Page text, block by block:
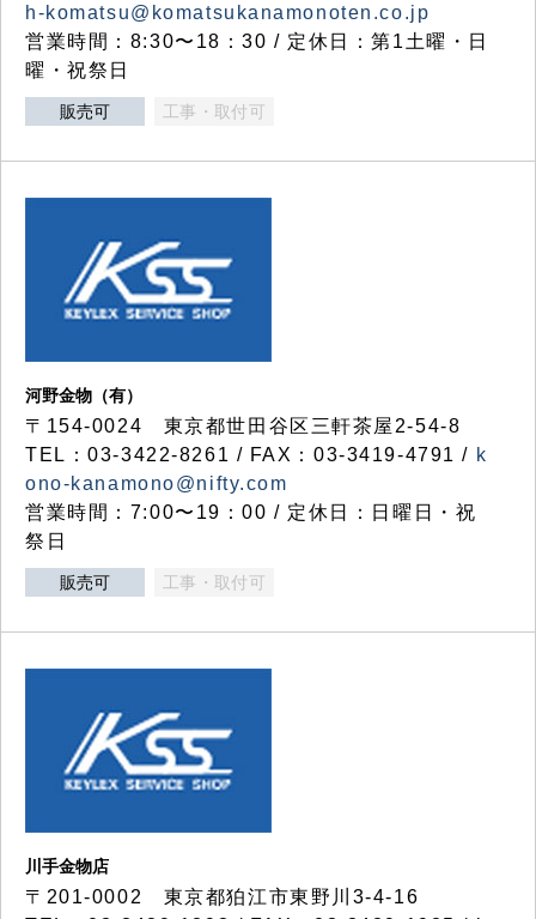
h-komatsu@komatsukanamonoten.co.jp
営業時間：8:30〜18：30 / 定休日：第1土曜・日
曜・祝祭日
販売可 工事・取付可
河野金物（有）
〒154-0024 東京都世田谷区三軒茶屋2-54-8
TEL：03-3422-8261 / FAX：03-3419-4791 / k
ono-kanamono@nifty.com
営業時間：7:00〜19：00 / 定休日：日曜日・祝
祭日
販売可 工事・取付可
川手金物店
〒201-0002 東京都狛江市東野川3-4-16